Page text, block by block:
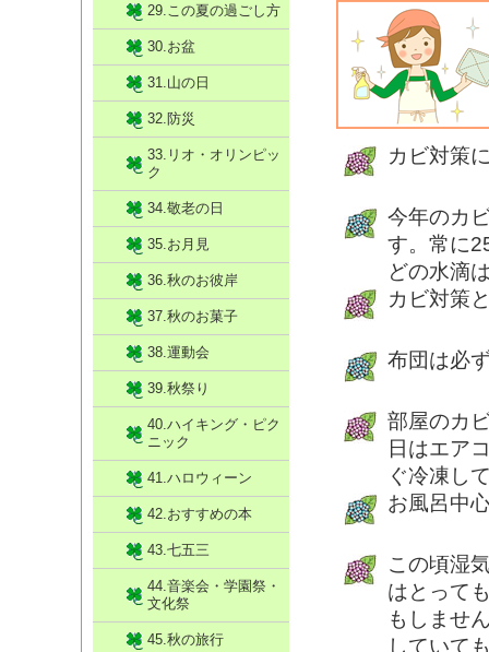
カビ対策
今年のカ
す。常に
どの水滴
カビ対策
布団は必
部屋のカ
日はエア
ぐ冷凍し
お風呂中
この頃湿
はとって
もしませ
していて
29.この夏の過ごし方
30.お盆
31.山の日
32.防災
33.リオ・オリンピッ
ク
34.敬老の日
35.お月見
36.秋のお彼岸
37.秋のお菓子
38.運動会
39.秋祭り
40.ハイキング・ピク
ニック
41.ハロウィーン
42.おすすめの本
43.七五三
44.音楽会・学園祭・
文化祭
45.秋の旅行